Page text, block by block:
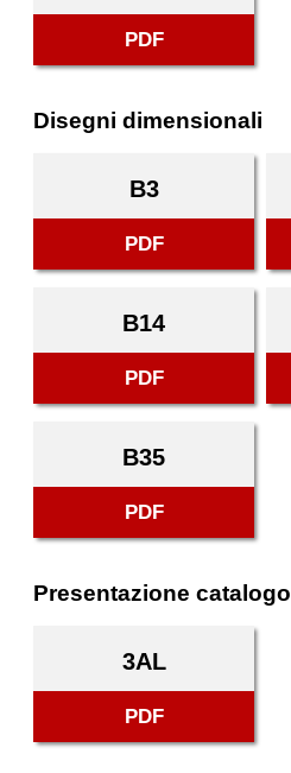
PDF
Disegni dimensionali
B3
PDF
B14
PDF
B35
PDF
Presentazione catalogo
3AL
PDF